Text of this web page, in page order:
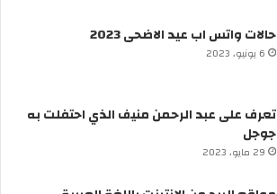
حالات واتس اب عيد الاضحى 2023
6 يونيو، 2023
تعرف على عبد الرحمن منيف الذي احتفلت به
جوجل
29 مايو، 2023